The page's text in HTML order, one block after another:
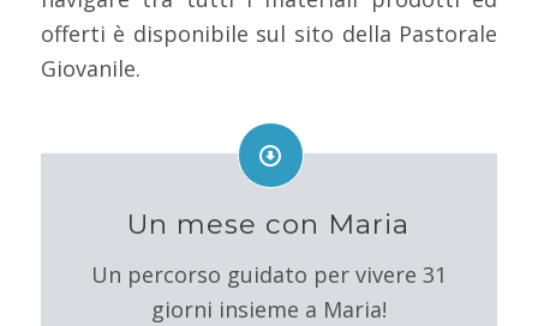
offerti è disponibile sul sito della Pastorale
Giovanile.
Un mese con Maria
Un percorso guidato per vivere 31
giorni insieme a Maria!